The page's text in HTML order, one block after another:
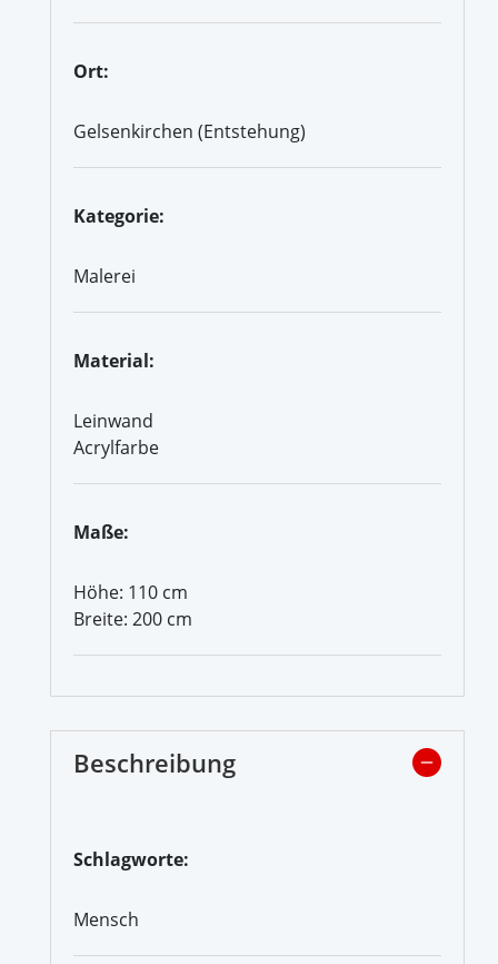
Ort:
Gelsenkirchen (Entstehung)
Kategorie:
Malerei
Material:
Leinwand
Acrylfarbe
Maße:
Höhe: 110 cm
Breite: 200 cm
Beschreibung
Schlagworte:
Mensch